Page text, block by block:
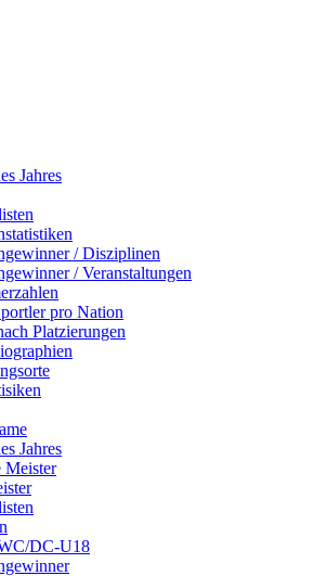
Jahres
/ Disziplinen
/ Veranstaltungen
pro Nation
Platzierungen
Jahres
Meister
DC-U18